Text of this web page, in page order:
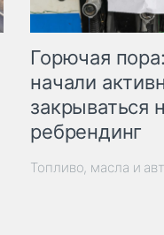
Горючая
начали
закрываться
ребрендинг
Топливо, масла и